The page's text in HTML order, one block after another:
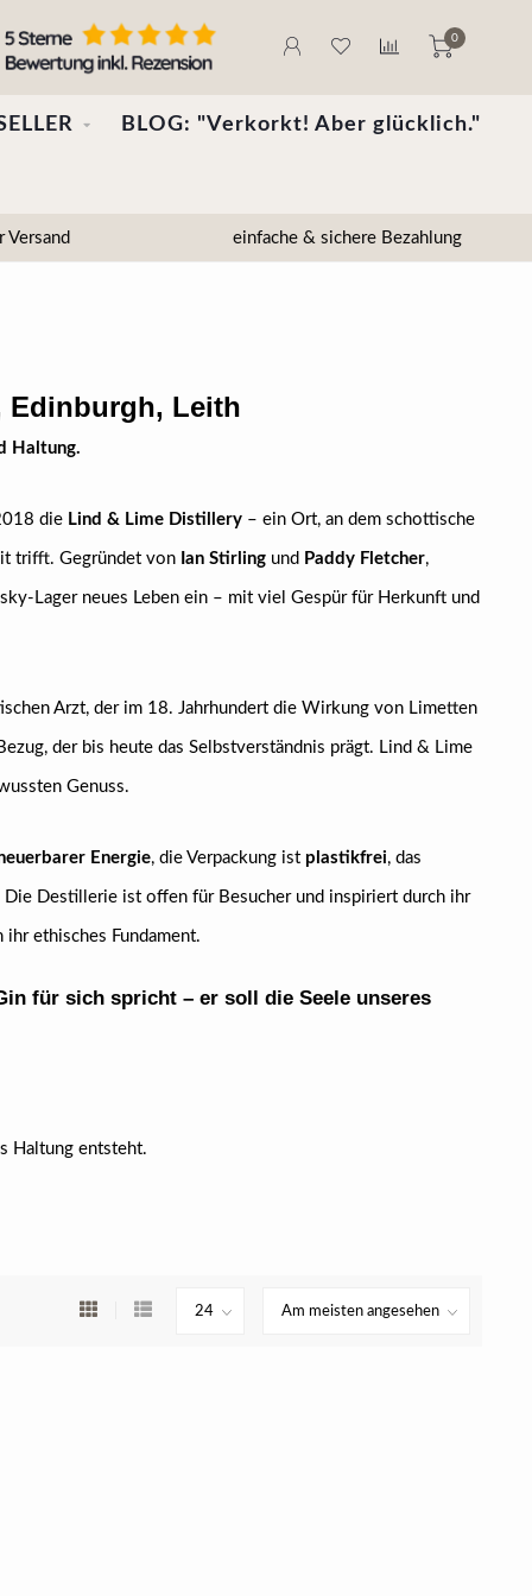
0
BLOG: "Verkorkt! Aber glücklich."
einfache & sichere Bezahlung
Edinburgh, Leith
Haltung.
die Lind & Lime Distillery– ein Ort, an dem schottische
trifft. Gegründet von Ian Stirlingund Paddy Fletcher,
Lager neues Leben ein – mit viel Gespür für Herkunft und
Arzt, der im 18. Jahrhundert die Wirkung von Limetten
der bis heute das Selbstverständnis prägt. Lind & Lime
Genuss.
Energie, die Verpackung ist plastikfrei, das
Die Destillerie ist offen für Besucher und inspiriert durch ihr
ethisches Fundament.
für sich spricht – er soll die Seele unseres
Haltung entsteht.